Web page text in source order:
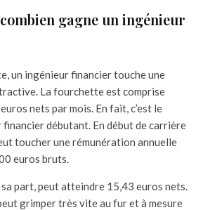
gagne un ingénieur
un ingénieur financier touche une
La fourchette est comprise
nets par mois. En fait, c’est le
financier débutant. En début de carrière
toucher une rémunération annuelle
euros bruts.
part, peut atteindre 15,43 euros nets.
grimper très vite au fur et à mesure